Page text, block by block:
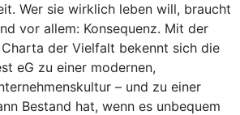
Wer sie wirklich leben will, braucht
vor allem: Konsequenz. Mit der
der Vielfalt bekennt sich die
eG zu einer modernen,
– und zu einer
Bestand hat, wenn es unbequem